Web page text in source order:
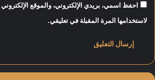
احفظ اسمي، بريدي الإلكتروني، والموقع
لاستخدامها المرة المقبلة في تعليقي.